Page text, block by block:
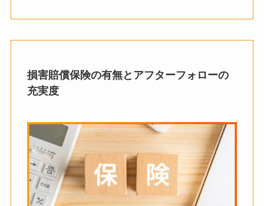
損害賠償保険の有無とアフターフォローの
充実度